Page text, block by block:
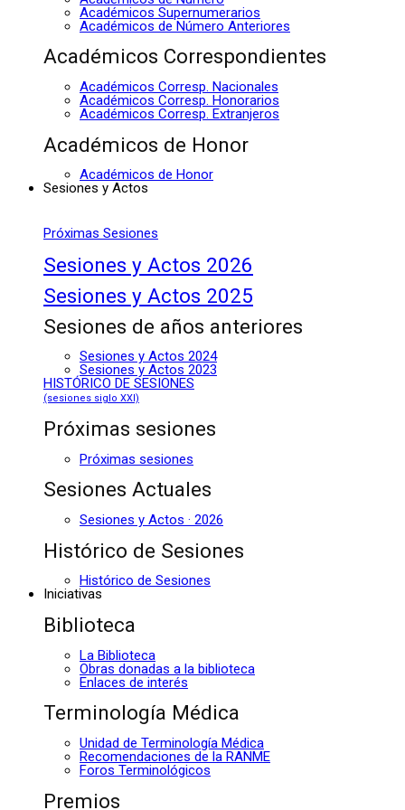
Académicos Supernumerarios
Académicos de Número Anteriores
Académicos Correspondientes
Académicos Corresp. Nacionales
Académicos Corresp. Honorarios
Académicos Corresp. Extranjeros
Académicos de Honor
Académicos de Honor
Sesiones y Actos
Próximas Sesiones
Sesiones y Actos 2026
Sesiones y Actos 2025
Sesiones de años anteriores
Sesiones y Actos 2024
Sesiones y Actos 2023
HISTÓRICO DE SESIONES
(sesiones siglo XXI)
Próximas sesiones
Próximas sesiones
Sesiones Actuales
Sesiones y Actos · 2026
Histórico de Sesiones
Histórico de Sesiones
Iniciativas
Biblioteca
La Biblioteca
Obras donadas a la biblioteca
Enlaces de interés
Terminología Médica
Unidad de Terminología Médica
Recomendaciones de la RANME
Foros Terminológicos
Premios